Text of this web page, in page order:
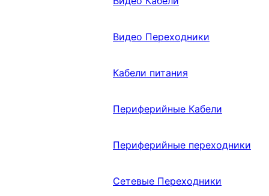
Видео Переходники
Кабели питания
Периферийные Кабели
Периферийные переходники
Сетевые Переходники